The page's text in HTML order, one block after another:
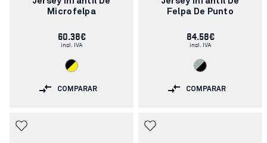
artículo:
Microfelpa
60.38€
incl. IVA
COMPARAR
artículo:
Felpa De Punto
84.58€
incl. IVA
COMPARAR